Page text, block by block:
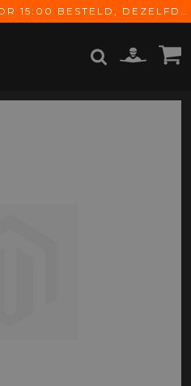
OP ONZE WERKDAGEN VOOR 15:00 BESTELD, DEZELFDE DAG VERZONDEN! GRATIS VERZENDING VANAF € 65,-